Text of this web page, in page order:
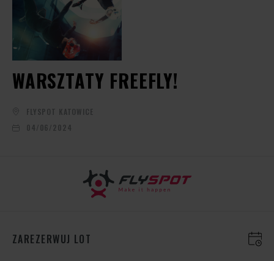
WARSZTATY FREEFLY!
FLYSPOT KATOWICE
04/06/2024
ZAREZERWUJ LOT